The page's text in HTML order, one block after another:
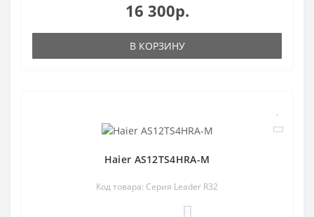
16 300р.
В КОРЗИНУ
Haier AS12TS4HRA-M
Код товара: Серия Leader R32